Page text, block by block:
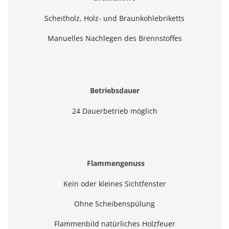
Scheitholz, Holz- und Braunkohlebriketts
Manuelles Nachlegen des Brennstoffes
Betriebsdauer
24 Dauerbetrieb möglich
Flammengenuss
Kein oder kleines Sichtfenster
Ohne Scheibenspülung
Flammenbild natürliches Holzfeuer